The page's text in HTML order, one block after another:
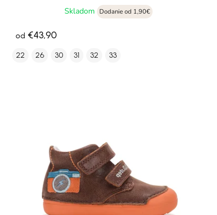
Skladom
Dodanie od 1,90€
od €43,90
22 26 30 31 32 33